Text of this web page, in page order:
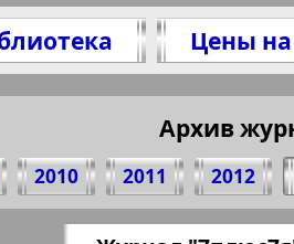
Цены
Архив
2010 2011 2012
Поделитесь 47 стр.
(Нажмите,
pressaru.eu/?pub=7-